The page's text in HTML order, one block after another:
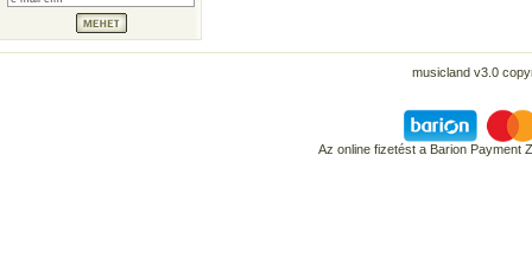
musicland v3.0
Az online fizetést a Barion Payment